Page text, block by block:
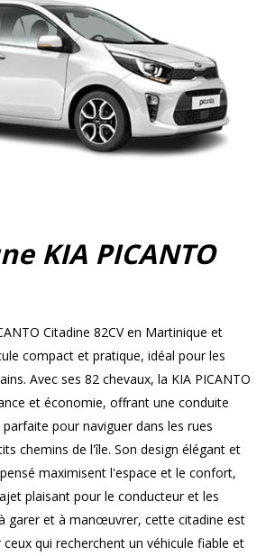
KIA PICANTO
Citadine 82CV en Martinique et
compact et pratique, idéal pour les
Avec ses 82 chevaux, la KIA PICANTO
et économie, offrant une conduite
pour naviguer dans les rues
chemins de l'île. Son design élégant et
maximisent l'espace et le confort,
plaisant pour le conducteur et les
garer et à manœuvrer, cette citadine est
qui recherchent un véhicule fiable et